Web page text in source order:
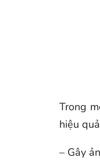
Trong
hiệu
– Gây